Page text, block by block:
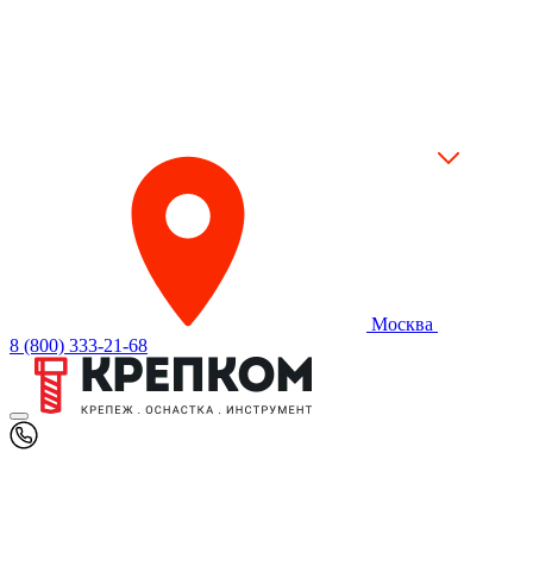
Москва
8 (800) 333-21-68